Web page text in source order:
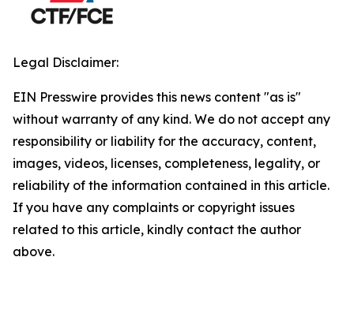
Legal Disclaimer:
EIN Presswire provides this news content "as is"
without warranty of any kind. We do not accept any
responsibility or liability for the accuracy, content,
images, videos, licenses, completeness, legality, or
reliability of the information contained in this article.
If you have any complaints or copyright issues
related to this article, kindly contact the author
above.